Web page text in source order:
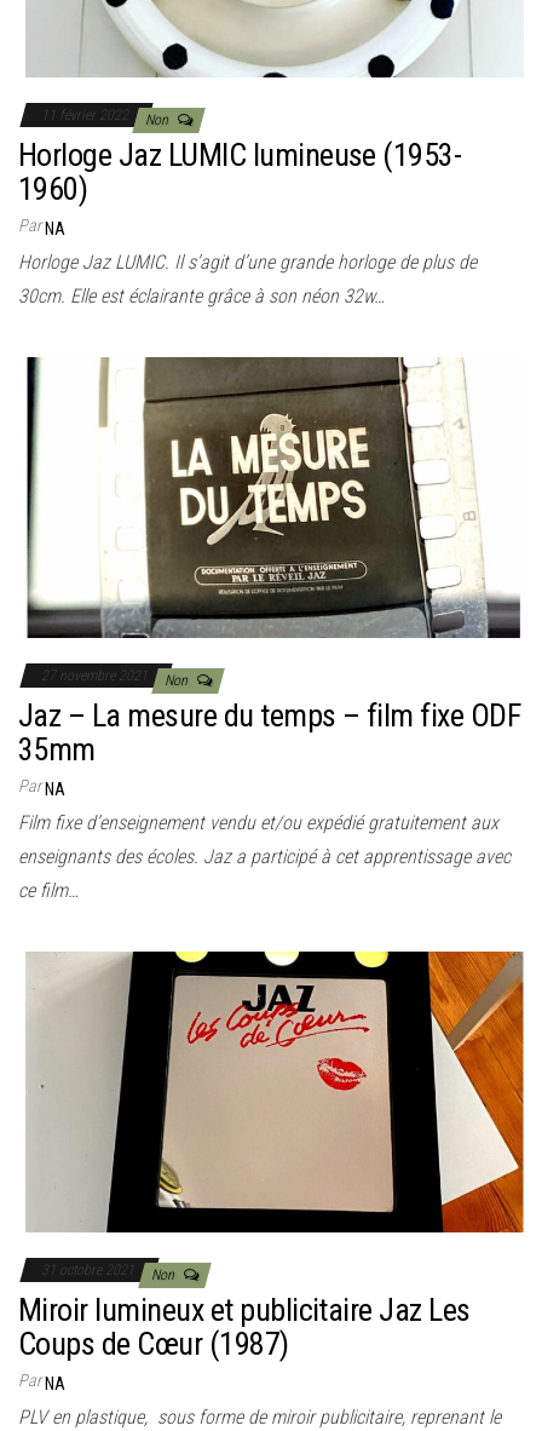
11 février 2022 Non
Horloge Jaz LUMIC lumineuse (1953-
1960)
ParNA
Horloge Jaz LUMIC. Il s’agit d’une grande horloge de plus de
30cm. Elle est éclairante grâce à son néon 32w…
27 novembre 2021 Non
Jaz – La mesure du temps – film fixe ODF
35mm
ParNA
Film fixe d’enseignement vendu et/ou expédié gratuitement aux
enseignants des écoles. Jaz a participé à cet apprentissage avec
ce film…
31 octobre 2021 Non
Miroir lumineux et publicitaire Jaz Les
Coups de Cœur (1987)
ParNA
PLV en plastique, sous forme de miroir publicitaire, reprenant le